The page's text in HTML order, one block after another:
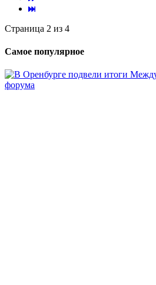
Страница 2 из 4
Самое популярное